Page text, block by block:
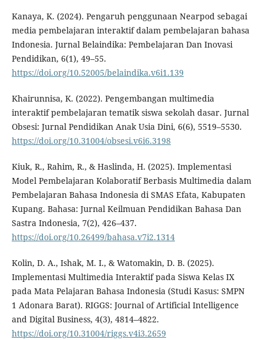
Kanaya, K. (2024). Pengaruh penggunaan Nearpod sebagai
media pembelajaran interaktif dalam pembelajaran bahasa
Indonesia. Jurnal Belaindika: Pembelajaran Dan Inovasi
Pendidikan, 6(1), 49–55.
https://doi.org/10.52005/belaindika.v6i1.139
Khairunnisa, K. (2022). Pengembangan multimedia
interaktif pembelajaran tematik siswa sekolah dasar. Jurnal
Obsesi: Jurnal Pendidikan Anak Usia Dini, 6(6), 5519–5530.
https://doi.org/10.31004/obsesi.v6i6.3198
Kiuk, R., Rahim, R., & Haslinda, H. (2025). Implementasi
Model Pembelajaran Kolaboratif Berbasis Multimedia dalam
Pembelajaran Bahasa Indonesia di SMAS Efata, Kabupaten
Kupang. Bahasa: Jurnal Keilmuan Pendidikan Bahasa Dan
Sastra Indonesia, 7(2), 426–437.
https://doi.org/10.26499/bahasa.v7i2.1314
Kolin, D. A., Ishak, M. I., & Watomakin, D. B. (2025).
Implementasi Multimedia Interaktif pada Siswa Kelas IX
pada Mata Pelajaran Bahasa Indonesia (Studi Kasus: SMPN
1 Adonara Barat). RIGGS: Journal of Artificial Intelligence
and Digital Business, 4(3), 4814–4822.
https://doi.org/10.31004/riggs.v4i3.2659